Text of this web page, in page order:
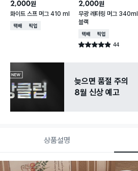
2,000원
화이트 스프 머그 410 ml
택배배송매장픽업
2,000원
무광 레터링 머그 340ml
블랙
택배배송매장픽업
별점 4.9점 44
건 작성
늦으면 품절 주의
8월 신상 예고
상품설명